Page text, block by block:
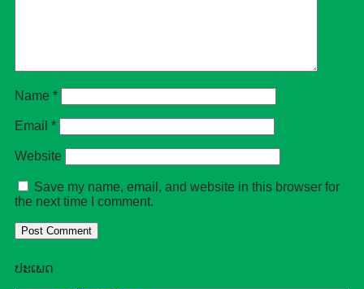
Name *
Email *
Website
Save my name, email, and website in this browser for
the next time I comment.
ປະເພດ